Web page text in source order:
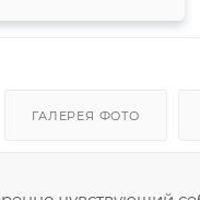
ГАЛЕРЕЯ ФОТО